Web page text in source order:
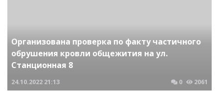
Организована проверка по факту частичного
обрушения кровли общежития на ул.
Станционная 8
24.10.2022 21:13 0 2061